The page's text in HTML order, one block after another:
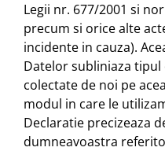
Legii nr. 677/2001 si
precum si orice alte
incidente in cauza).
Datelor subliniaza
colectate de noi pe
modul in care le
Declaratie precizeaza
dumneavoastra